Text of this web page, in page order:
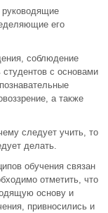
его
соблюдение
студентов с основами
а также
следует учить, то
делать.
обучения связан
отметить, что
основу и
привносились и